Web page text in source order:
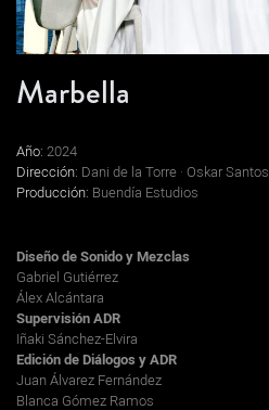
Marbella
Año: 2024
Dirección: Dani de la Torre · Oskar Santos
Producción: Buendía Estudios
Diseño de Sonido y Mezclas
Gabriel Gutiérrez
Álex Alcántara
Supervisión ADR
Iñaki Sánchez-Elvira
Edición de Diálogos y ADR
Juan Álvarez Fernández
Blanca Gómez Ramos